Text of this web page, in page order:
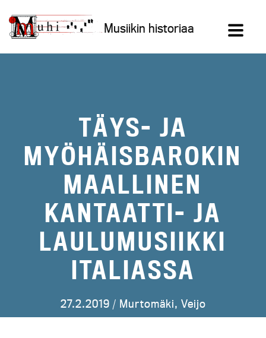
sisältöön
Musiikin historiaa
TÄYS- JA
MYÖHÄISBAROKIN
MAALLINEN
KANTAATTI- JA
LAULUMUSIIKKI
ITALIASSA
27.2.2019 / Murtomäki, Veijo